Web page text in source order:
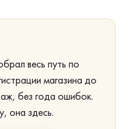
весь путь по
магазина до
без года ошибок.
она здесь.